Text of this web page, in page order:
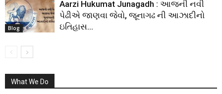
Blog
Aarzi Hukumat Junagadh : આજની નવી
પેઢીએ જાણવા જેવો, જૂનાગઢ ની આઝાદીનો
ઇતિહાસ…
What We Do